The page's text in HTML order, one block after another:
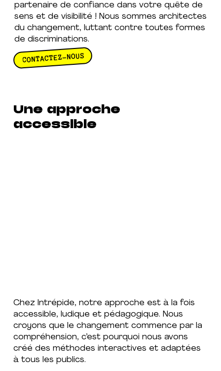
partenaire de confiance dans votre quête de
sens et de visibilité ! Nous sommes architectes
du changement, luttant contre toutes formes
de discriminations.
CONTACTEZ-NOUS
Une approche
accessible
Chez Intrépide, notre approche est à la fois
accessible, ludique et pédagogique. Nous
croyons que le changement commence par la
compréhension, c’est pourquoi nous avons
créé des méthodes interactives et adaptées
à tous les publics.